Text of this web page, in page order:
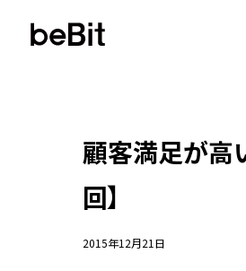
顧客満足が高
回】
2015年12月21日